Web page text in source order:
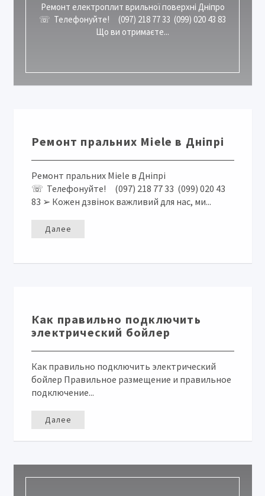
Ремонт електроплит врильної поверхні Дніпро
☏ Телефонуйте! (097) 218 77 33 (099) 020 43 83
Що ви отримаєте...
Ремонт пральних Miele в Дніпрі
Ремонт пральних Miele в Дніпрі
☏ Телефонуйте! (097) 218 77 33 (099) 020 43
83 ➢ Кожен дзвінок важливий для нас, ми...
Далее
Как правильно подключить
электрический бойлер
Как правильно подключить электрический
бойлер Правильное размещение и правильное
подключение...
Далее